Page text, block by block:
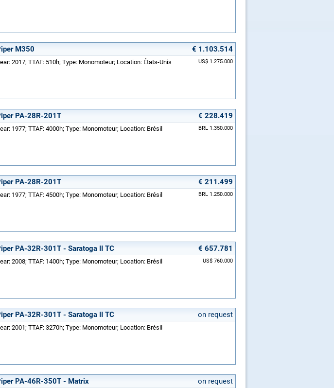
M350 € 1.103.514
US$ 1.275.000
2017; TTAF: 510h; Type: Monomoteur; Location: États-Unis
PA-28R-201T € 228.419
BRL 1.350.000
1977; TTAF: 4000h; Type: Monomoteur; Location: Brésil
PA-28R-201T € 211.499
BRL 1.250.000
1977; TTAF: 4500h; Type: Monomoteur; Location: Brésil
PA-32R-301T - Saratoga II TC € 657.781
US$ 760.000
2008; TTAF: 1400h; Type: Monomoteur; Location: Brésil
PA-32R-301T - Saratoga II TC on request
2001; TTAF: 3270h; Type: Monomoteur; Location: Brésil
PA-46R-350T - Matrix on request